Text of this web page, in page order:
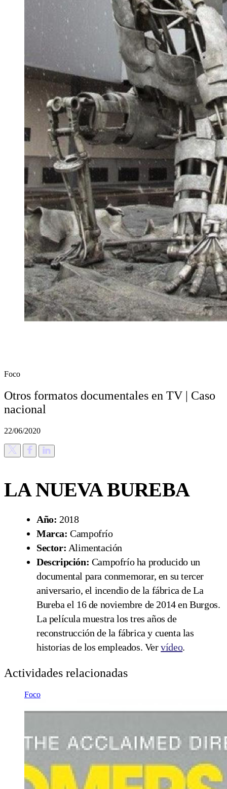
Foco
Otros formatos documentales en TV | Caso
nacional
22/06/2020
LA NUEVA BUREBA
Año: 2018
Marca: Campofrío
Sector: Alimentación
Descripción: Campofrío ha producido un
documental para conmemorar, en su tercer
aniversario, el incendio de la fábrica de La
Bureba el 16 de noviembre de 2014 en Burgos.
La película muestra los tres años de
reconstrucción de la fábrica y cuenta las
historias de los empleados. Vervídeo.
Actividades relacionadas
Foco